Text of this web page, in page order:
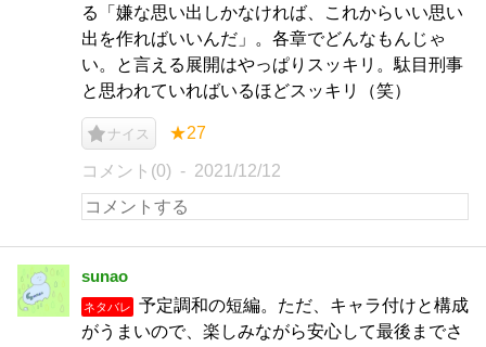
る「嫌な思い出しかなければ、これからいい思い
出を作ればいいんだ」。各章でどんなもんじゃ
い。と言える展開はやっぱりスッキリ。駄目刑事
と思われていればいるほどスッキリ（笑）
ナイス ★27
コメント(0) 2021/12/12
sunao
ネタバレ
予定調和の短編。ただ、キャラ付けと構成
がうまいので、楽しみながら安心して最後までさ